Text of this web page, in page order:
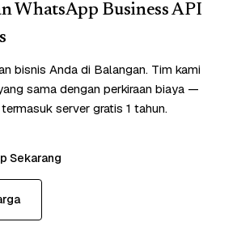
WhatsApp Business API
bisnis Anda di Balangan. Tim kami
sama dengan perkiraan biaya —
server gratis 1 tahun.
Sekarang